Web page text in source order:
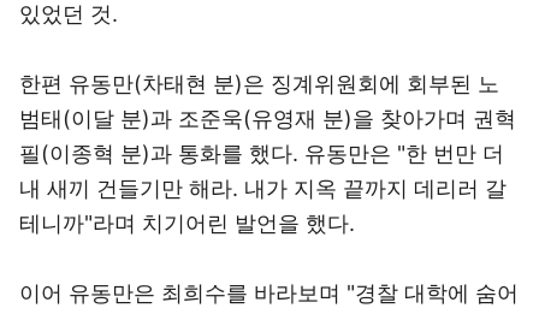
있었던 것.
한편 유동만(차태현 분)은 징계위원회에 회부된 노
범태(이달 분)과 조준욱(유영재 분)을 찾아가며 권혁
필(이종혁 분)과 통화를 했다. 유동만은 "한 번만 더
내 새끼 건들기만 해라. 내가 지옥 끝까지 데리러 갈
테니까"라며 치기어린 발언을 했다.
이어 유동만은 최희수를 바라보며 "경찰 대학에 숨어